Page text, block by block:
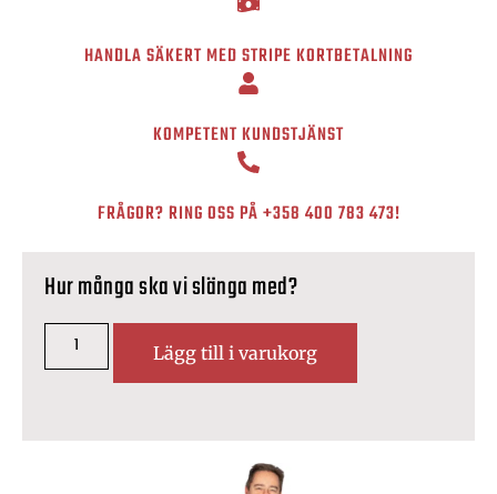
HANDLA SÄKERT MED STRIPE KORTBETALNING
KOMPETENT KUNDSTJÄNST
FRÅGOR? RING OSS PÅ+358 400 783 473!
Hur många ska vi slänga med?
Lägg till i varukorg